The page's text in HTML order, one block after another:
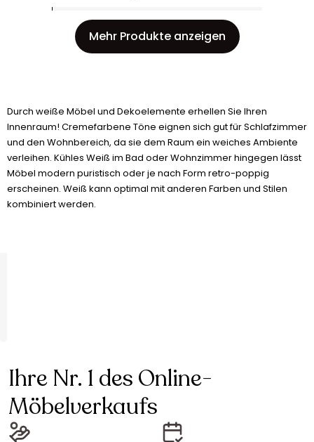
Mehr Produkte anzeigen
Durch weiße Möbel und Dekoelemente erhellen Sie Ihren
Innenraum! Cremefarbene Töne eignen sich gut für Schlafzimmer
und den Wohnbereich, da sie dem Raum ein weiches Ambiente
verleihen. Kühles Weiß im Bad oder Wohnzimmer hingegen lässt
Möbel modern puristisch oder je nach Form retro-poppig
erscheinen. Weiß kann optimal mit anderen Farben und Stilen
kombiniert werden.
Ihre Nr. 1 des Online-
Möbelverkaufs